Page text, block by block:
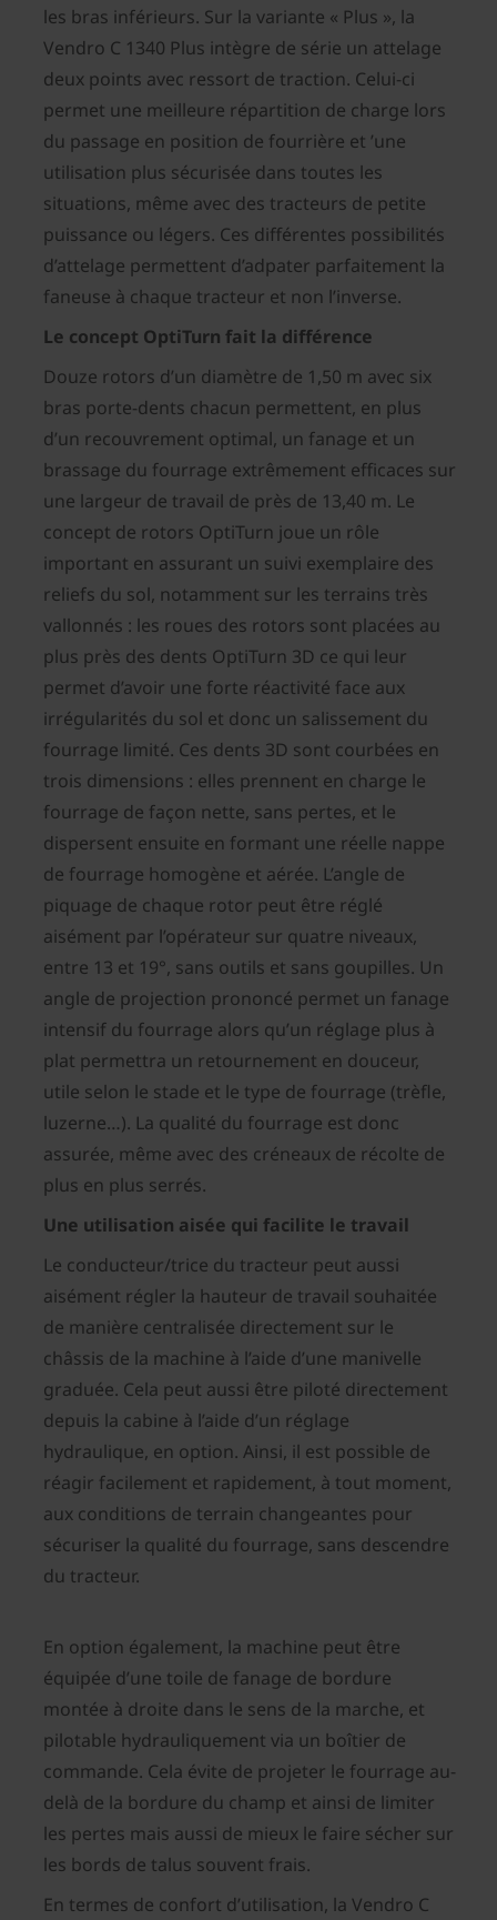
les bras inférieurs. Sur la variante « Plus », la
Vendro C 1340 Plus intègre de série un attelage
deux points avec ressort de traction. Celui-ci
permet une meilleure répartition de charge lors
du passage en position de fourrière et ’une
utilisation plus sécurisée dans toutes les
situations, même avec des tracteurs de petite
puissance ou légers. Ces différentes possibilités
d’attelage permettent d’adpater parfaitement la
faneuse à chaque tracteur et non l’inverse.
Le concept OptiTurn fait la différence
Douze rotors d’un diamètre de 1,50 m avec six
bras porte-dents chacun permettent, en plus
d’un recouvrement optimal, un fanage et un
brassage du fourrage extrêmement efficaces sur
une largeur de travail de près de 13,40 m. Le
concept de rotors OptiTurn joue un rôle
important en assurant un suivi exemplaire des
reliefs du sol, notamment sur les terrains très
vallonnés : les roues des rotors sont placées au
plus près des dents OptiTurn 3D ce qui leur
permet d’avoir une forte réactivité face aux
irrégularités du sol et donc un salissement du
fourrage limité. Ces dents 3D sont courbées en
trois dimensions : elles prennent en charge le
fourrage de façon nette, sans pertes, et le
dispersent ensuite en formant une réelle nappe
de fourrage homogène et aérée. L’angle de
piquage de chaque rotor peut être réglé
aisément par l’opérateur sur quatre niveaux,
entre 13 et 19°, sans outils et sans goupilles. Un
angle de projection prononcé permet un fanage
intensif du fourrage alors qu’un réglage plus à
plat permettra un retournement en douceur,
utile selon le stade et le type de fourrage (trèfle,
luzerne…). La qualité du fourrage est donc
assurée, même avec des créneaux de récolte de
plus en plus serrés.
Une utilisation aisée qui facilite le travail
Le conducteur/trice du tracteur peut aussi
aisément régler la hauteur de travail souhaitée
de manière centralisée directement sur le
châssis de la machine à l’aide d’une manivelle
graduée. Cela peut aussi être piloté directement
depuis la cabine à l’aide d’un réglage
hydraulique, en option. Ainsi, il est possible de
réagir facilement et rapidement, à tout moment,
aux conditions de terrain changeantes pour
sécuriser la qualité du fourrage, sans descendre
du tracteur.
En option également, la machine peut être
équipée d’une toile de fanage de bordure
montée à droite dans le sens de la marche, et
pilotable hydrauliquement via un boîtier de
commande. Cela évite de projeter le fourrage au-
delà de la bordure du champ et ainsi de limiter
les pertes mais aussi de mieux le faire sécher sur
les bords de talus souvent frais.
En termes de confort d’utilisation, la Vendro C